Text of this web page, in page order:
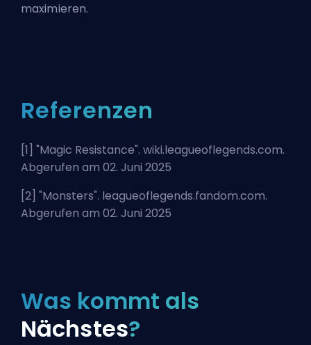
maximieren.
Referenzen
[1] "Magic Resistance". wiki.leagueoflegends.com.
Abgerufen am 02. Juni 2025
[2] "Monsters". leagueoflegends.fandom.com.
Abgerufen am 02. Juni 2025
Was kommt als
Nächstes?